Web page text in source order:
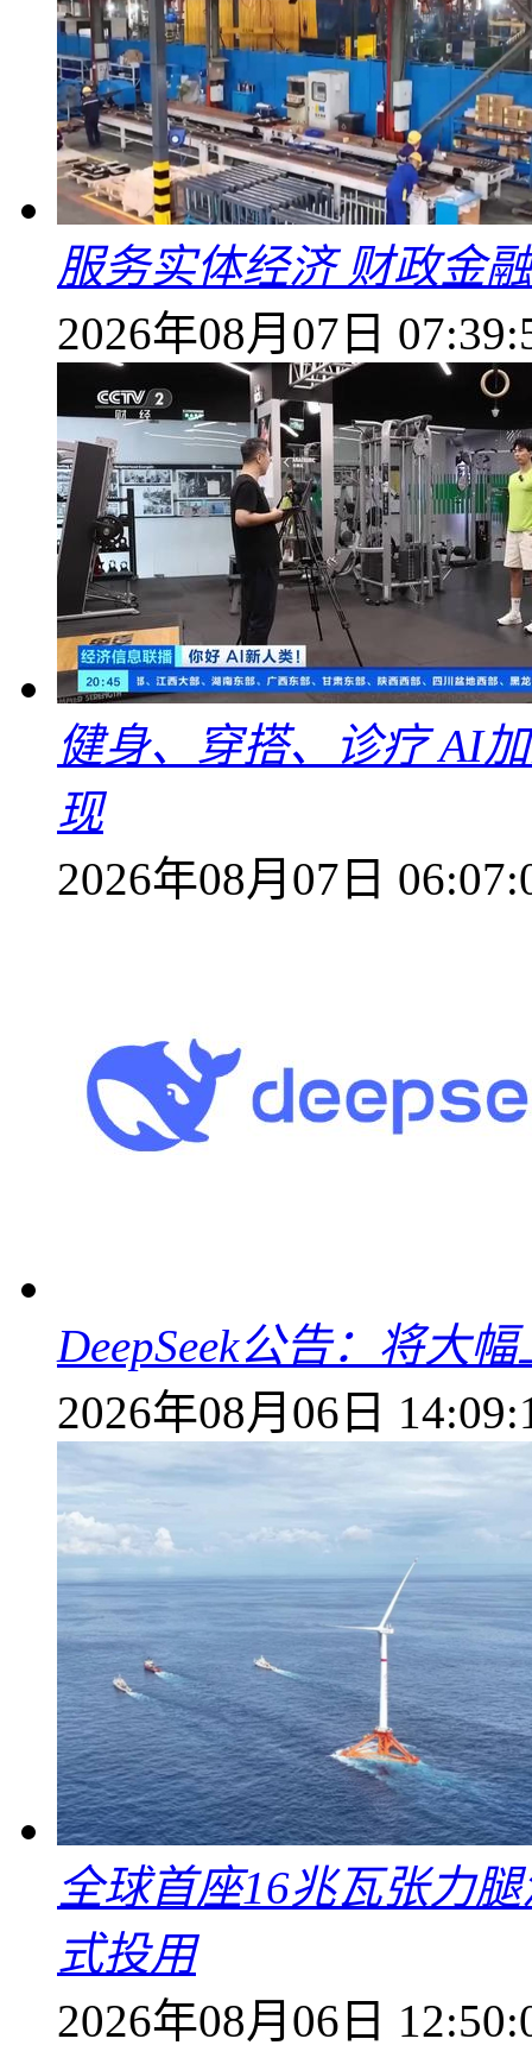
服务实体经济 财政金
2026年08月07日
健身、穿搭、诊疗 AI
现
2026年08月07日
DeepSeek公告：将大
2026年08月06日
全球首座16兆瓦张力
式投用
2026年08月06日